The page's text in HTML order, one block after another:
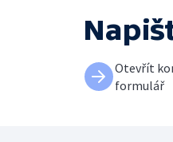
Otevřít
formulář